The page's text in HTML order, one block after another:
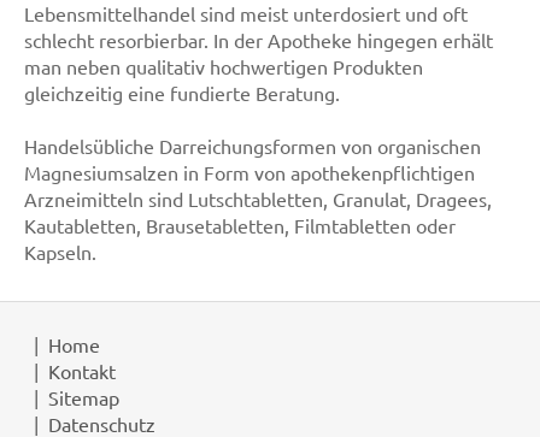
Lebensmittelhandel sind meist unterdosiert und oft
schlecht resorbierbar. In der Apotheke hingegen erhält
man neben qualitativ hochwertigen Produkten
gleichzeitig eine fundierte Beratung.
Handelsübliche Darreichungsformen von organischen
Magnesiumsalzen in Form von apothekenpflichtigen
Arzneimitteln sind Lutschtabletten, Granulat, Dragees,
Kautabletten, Brausetabletten, Filmtabletten oder
Kapseln.
Home
Kontakt
Sitemap
Datenschutz